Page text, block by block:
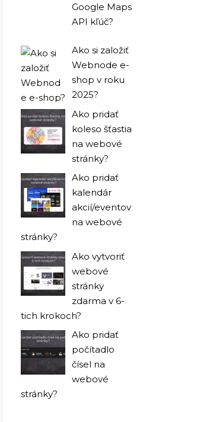
Google Maps
API kľúč?
Ako si založiť
Webnode e-
shop v roku
2025?
Ako pridať
koleso šťastia
na webové
stránky?
Ako pridať
kalendár
akcií/eventov
na webové
stránky?
Ako vytvoriť
webové
stránky
zdarma v 6-
tich krokoch?
Ako pridať
počítadlo
čísel na
webové
stránky?